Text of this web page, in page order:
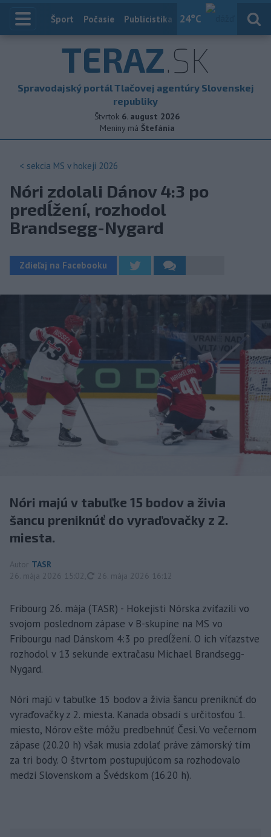
24°C
Index
Šport Počasie Publicistika Slovensko
TERAZ.SK
Spravodajský portál Tlačovej agentúry Slovenskej
republiky
Štvrtok 6. august 2026
Meniny má Štefánia
< sekcia MS v hokeji 2026
Nóri zdolali Dánov 4:3 po
predĺžení, rozhodol
Brandsegg-Nygard
Zdieľaj na Facebooku
Nóri majú v tabuľke 15 bodov a živia
šancu preniknúť do vyraďovačky z 2.
miesta.
Autor TASR
26. mája 2026 15:02
aktualizované
26. mája 2026 16:12
Fribourg 26. mája (TASR) - Hokejisti Nórska zvíťazili vo
svojom poslednom zápase v B-skupine na MS vo
Fribourgu nad Dánskom 4:3 po predĺžení. O ich víťazstve
rozhodol v 13 sekunde extračasu Michael Brandsegg-
Nygard.
Nóri majú v tabuľke 15 bodov a živia šancu preniknúť do
vyraďovačky z 2. miesta. Kanada obsadí s určitosťou 1.
miesto, Nórov ešte môžu predbehnúť Česi. Vo večernom
zápase (20.20 h) však musia zdolať práve zámorský tím
za tri body. O štvrtom postupujúcom sa rozhodovalo
medzi Slovenskom a Švédskom (16.20 h).